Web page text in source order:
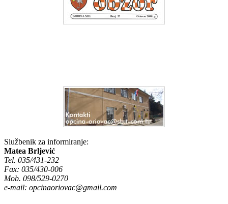
Službenik za informiranje:
Matea Brljević
Tel. 035/431-232
Fax: 035/430-006
Mob. 098/529-0270
e-mail: opcinaoriovac@gmail.com